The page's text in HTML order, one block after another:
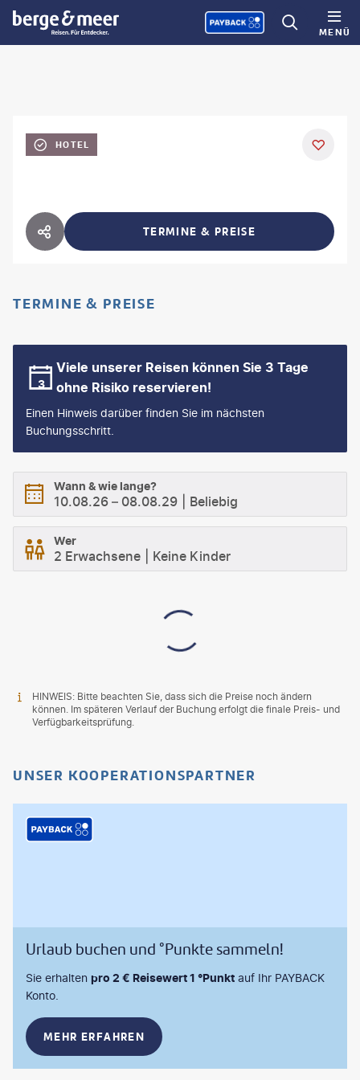
MENÜ
HOTEL
HOTEL TEILEN TERMINE & PREISE
TERMINE & PREISE
Viele unserer Reisen können Sie 3 Tage
ohne Risiko reservieren!
Einen Hinweis darüber finden Sie im nächsten
Buchungsschritt.
Wann & wie lange?
10.08.26 – 08.08.29 Beliebig
Wer
2 Erwachsene Keine Kinder
HINWEIS: Bitte beachten Sie, dass sich die Preise noch ändern
können. Im späteren Verlauf der Buchung erfolgt die finale Preis- und
Verfügbarkeitsprüfung.
UNSER KOOPERATIONSPARTNER
Urlaub buchen und °Punkte sammeln!
Sie erhalten pro 2 € Reisewert 1 °Punkt auf Ihr PAYBACK
Konto.
MEHR ERFAHREN